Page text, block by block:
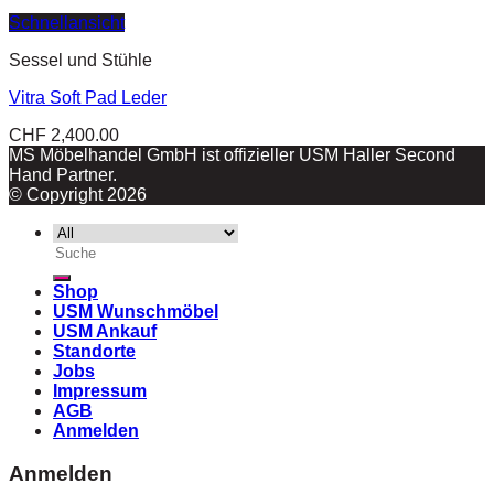
Schnellansicht
Sessel und Stühle
Vitra Soft Pad Leder
CHF 2,400.00
MS Möbelhandel GmbH ist offizieller USM Haller Second
Hand Partner.
© Copyright 2026
Suche
nach:
Shop
USM Wunschmöbel
USM Ankauf
Standorte
Jobs
Impressum
AGB
Anmelden
Anmelden